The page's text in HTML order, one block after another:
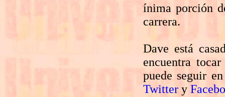
ínima porción
carrera.
Dave está
encuentra
puede seguir
Twittery